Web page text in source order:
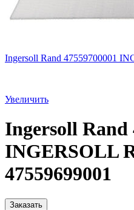
Ingersoll Rand 47559700001
Увеличить
Ingersoll Rand
INGERSOLL
47559699001
Заказать